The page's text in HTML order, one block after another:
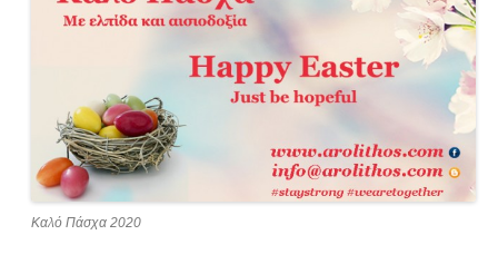
Καλό Πάσχα 2020